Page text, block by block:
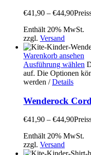
€41,90 – €44,90
Enthält 20% MwSt.
zzgl. Versand
Warenkorb ansehen
Ausführung wählen
auf. Die Optionen
werden / Details
Wenderock
€41,90 – €44,90
Enthält 20% MwSt.
zzgl. Versand